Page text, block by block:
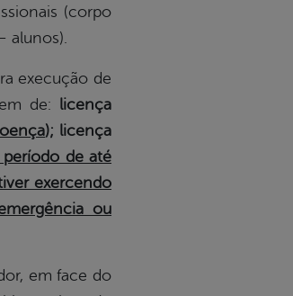
(corpo
alunos).
execução de
de: licença
); licença
período de até
exercendo
ou
em face do